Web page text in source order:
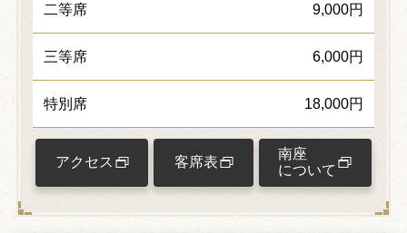
二等席 9,000円
三等席 6,000円
特別席 18,000円
アクセス 客席表
南座
について